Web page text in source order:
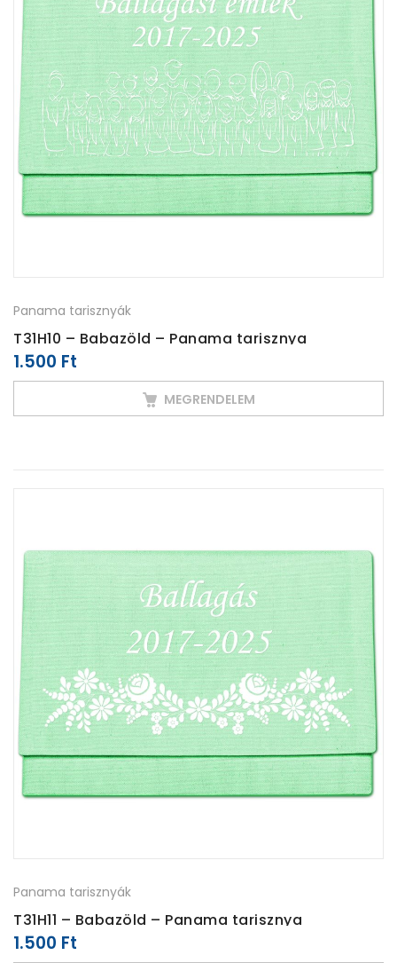
Panama tarisznyák
T31H10 – Babazöld – Panama tarisznya
1.500 Ft
MEGRENDELEM
Panama tarisznyák
T31H11 – Babazöld – Panama tarisznya
1.500 Ft